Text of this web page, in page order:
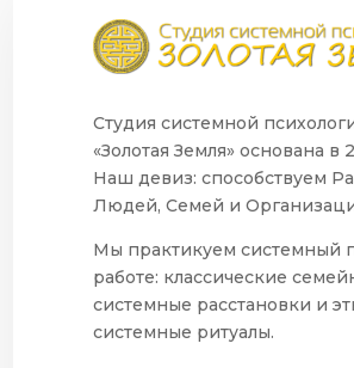
Студия системной
«Золотая Земля» основана в
Наш девиз: способствуем
Людей, Семей и
Мы практикуем системный
работе: классические
системные расстановки и
системные ритуалы.